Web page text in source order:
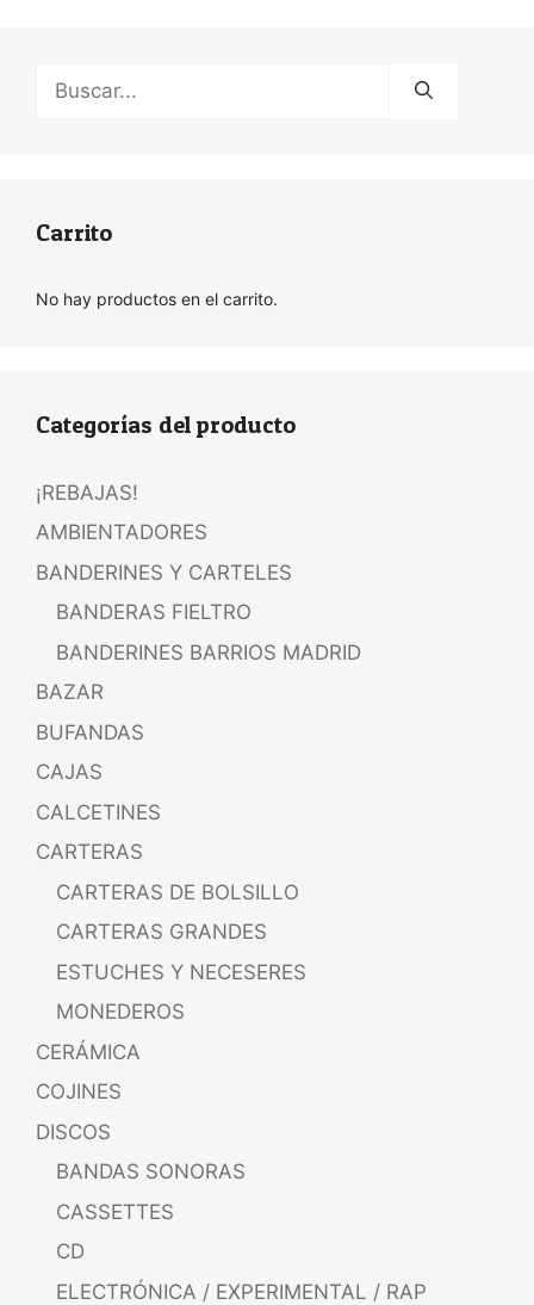
Carrito
No hay productos en el carrito.
Categorías del producto
¡REBAJAS!
AMBIENTADORES
BANDERINES Y CARTELES
BANDERAS FIELTRO
BANDERINES BARRIOS MADRID
BAZAR
BUFANDAS
CAJAS
CALCETINES
CARTERAS
CARTERAS DE BOLSILLO
CARTERAS GRANDES
ESTUCHES Y NECESERES
MONEDEROS
CERÁMICA
COJINES
DISCOS
BANDAS SONORAS
CASSETTES
CD
ELECTRÓNICA / EXPERIMENTAL / RAP